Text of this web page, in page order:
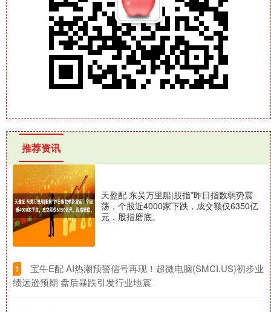
推荐资讯
天盈配 东吴万里船|股指*昨日指数弱势震
荡，个股近4000家下跌，成交额仅6350亿
元，股指磨底。
1
​宝牛E配 AI热潮预警信号再现！超微电脑(SMCI.US)初步业
绩远逊预期 盘后暴跌引发行业地震